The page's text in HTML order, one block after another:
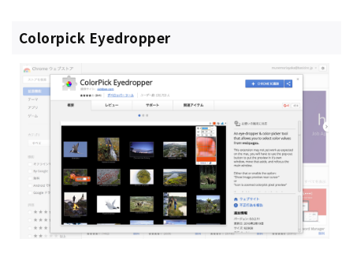
Colorpick Eyedropper